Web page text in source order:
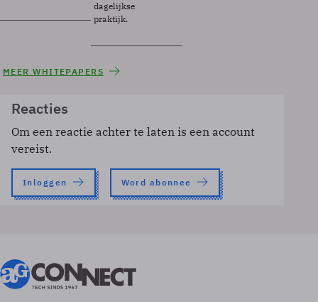
dagelijkse
praktijk.
MEER WHITEPAPERS
Reacties
Om een reactie achter te laten is een account
vereist.
Inloggen Word abonnee